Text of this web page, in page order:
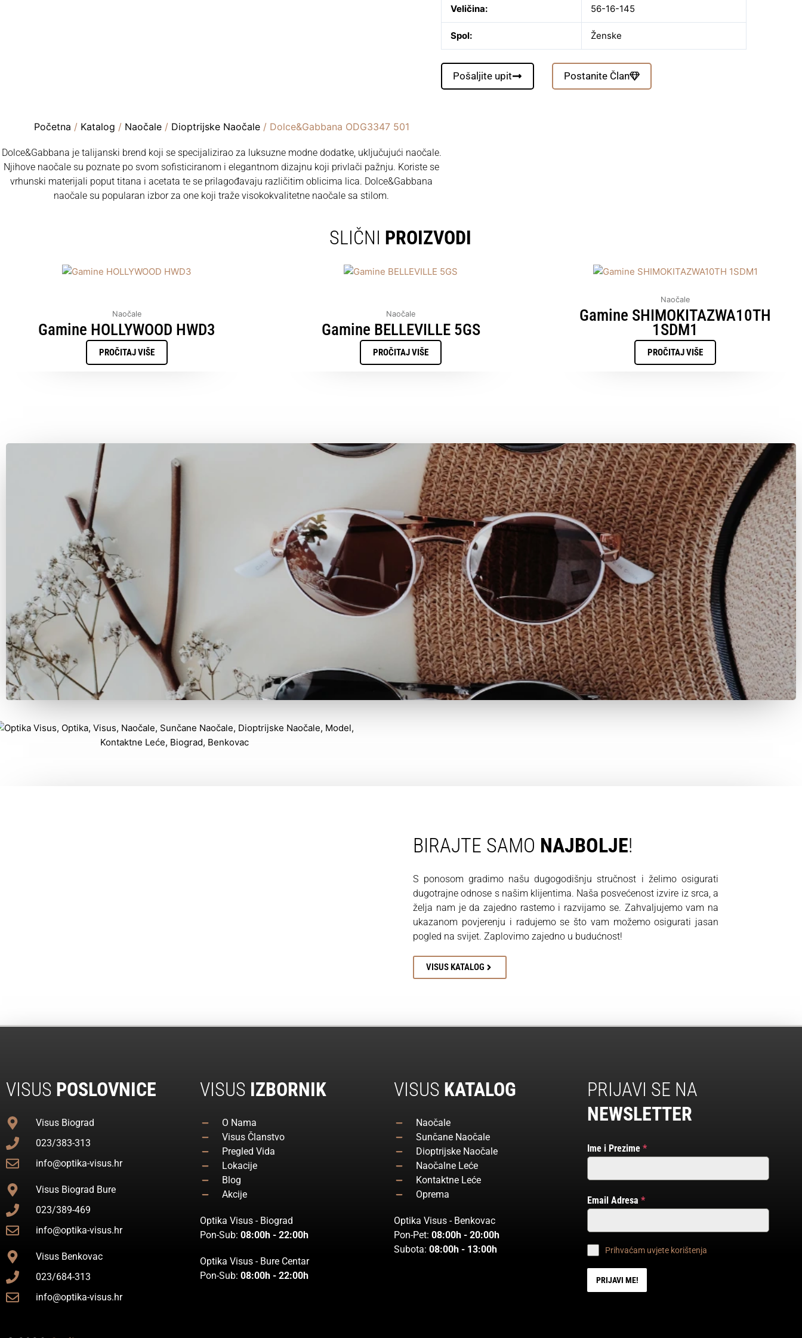
Veličina: 56-16-145
Spol: Ženske
Pošaljite upit Postanite Član
Početna / Katalog / Naočale/ Dioptrijske Naočale/ Dolce&Gabbana ODG3347 501
Dolce&Gabbana je talijanski brend koji se specijalizirao za luksuzne modne dodatke, uključujući naočale.
Njihove naočale su poznate po svom sofisticiranom i elegantnom dizajnu koji privlači pažnju. Koriste se
vrhunski materijali poput titana i acetata te se prilagođavaju različitim oblicima lica. Dolce&Gabbana
naočale su popularan izbor za one koji traže visokokvalitetne naočale sa stilom.
SLIČNI PROIZVODI
Naočale
Gamine HOLLYWOOD HWD3
PROČITAJ VIŠE
Naočale
Gamine BELLEVILLE 5GS
PROČITAJ VIŠE
Naočale
Gamine SHIMOKITAZWA10TH
1SDM1
PROČITAJ VIŠE
BIRAJTE SAMO NAJBOLJE!
S ponosom gradimo našu dugogodišnju stručnost i želimo osigurati
dugotrajne odnose s našim klijentima. Naša posvećenost izvire iz srca, a
želja nam je da zajedno rastemo i razvijamo se. Zahvaljujemo vam na
ukazanom povjerenju i radujemo se što vam možemo osigurati jasan
pogled na svijet. Zaplovimo zajedno u budućnost!
VISUS KATALOG
VISUS POSLOVNICE
Visus Biograd
023/383-313
info@optika-visus.hr
Visus Biograd Bure
023/389-469
info@optika-visus.hr
Visus Benkovac
023/684-313
info@optika-visus.hr
VISUS IZBORNIK
O Nama
Visus Članstvo
Pregled Vida
Lokacije
Blog
Akcije
Optika Visus - Biograd
Pon-Sub: 08:00h - 22:00h
Optika Visus - Bure Centar
Pon-Sub: 08:00h - 22:00h
VISUS KATALOG
Naočale
Sunčane Naočale
Dioptrijske Naočale
Naočalne Leće
Kontaktne Leće
Oprema
Optika Visus - Benkovac
Pon-Pet: 08:00h - 20:00h
Subota: 08:00h - 13:00h
PRIJAVI SE NA
NEWSLETTER
Ime i Prezime*
Email Adresa*
Prihvaćam uvjete korištenja
PRIJAVI ME!